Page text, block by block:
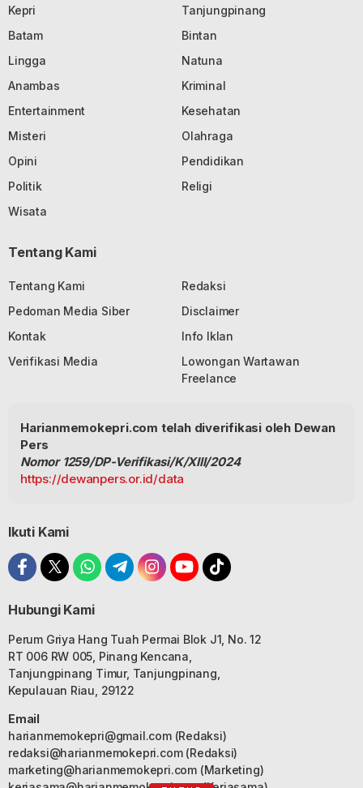
Kepri
Tanjungpinang
Batam
Bintan
Lingga
Natuna
Anambas
Kriminal
Entertainment
Kesehatan
Misteri
Olahraga
Opini
Pendidikan
Politik
Religi
Wisata
Tentang Kami
Tentang Kami
Redaksi
Pedoman Media Siber
Disclaimer
Kontak
Info Iklan
Verifikasi Media
Lowongan Wartawan
Freelance
Harianmemokepri.com telah diverifikasi oleh Dewan
Pers
Nomor 1259/DP-Verifikasi/K/XIII/2024
https://dewanpers.or.id/data
Ikuti Kami
Hubungi Kami
Perum Griya Hang Tuah Permai Blok J1, No. 12
RT 006 RW 005, Pinang Kencana,
Tanjungpinang Timur, Tanjungpinang,
Kepulauan Riau, 29122
Email
harianmemokepri@gmail.com(Redaksi)
redaksi@harianmemokepri.com(Redaksi)
marketing@harianmemokepri.com(Marketing)